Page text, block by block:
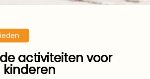
activiteiten voor